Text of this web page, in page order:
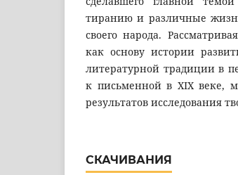
тиранию и различные
своего народа.
как основу истории
литературной традиции в
к письменной в XIX веке,
результатов исследования
СКАЧИВАНИЯ